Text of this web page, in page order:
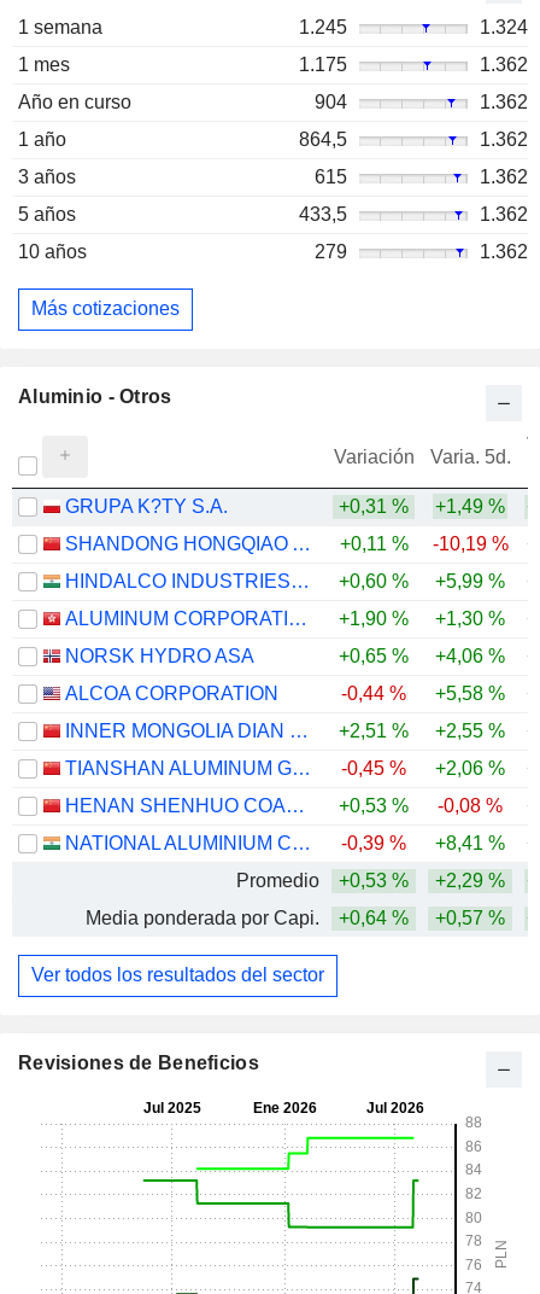
1 semana 1.245
1.324
1 mes
1.175
1.362
Año en curso
904
1.362
1 año
864,5
1.362
3 años
615
1.362
5 años
433,5
1.362
10 años
279 1.362
Más cotizaciones
Aluminio - Otros
Variación Varia. 5d.
GRUPA K?TY S.A. +0,31 % +1,49 %
SHANDONG HONGQIAO ALUMINUM INDUSTRY HOLDING COMPANY LIMITED
+0,11 % -10,19 %
HINDALCO INDUSTRIES LIMITED
+0,60 % +5,99 %
ALUMINUM CORPORATION OF CHINA LIMITED
+1,90 % +1,30 %
NORSK HYDRO ASA
+0,65 % +4,06 %
ALCOA CORPORATION
-0,44 % +5,58 %
INNER MONGOLIA DIAN TOU ENERGY CORPORATION LIMITED
+2,51 % +2,55 %
TIANSHAN ALUMINUM GROUP CO.,LTD
-0,45 % +2,06 %
HENAN SHENHUO COAL INDUSTRY AND ELECTRICITY POWER CO. LTD
+0,53 % -0,08 %
NATIONAL ALUMINIUM COMPANY LIMITED
-0,39 % +8,41 %
Promedio
+0,53 % +2,29 %
Media ponderada por Capi.
+0,64 % +0,57 %
Ver todos los resultados del sector
Revisiones de Beneficios